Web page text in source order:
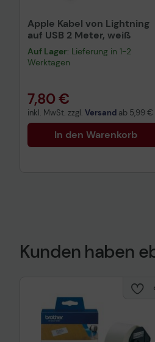
Apple Kabel von Lightning
auf USB 2 Meter, weiß
Auf Lager: Lieferung in 1-2
Werktagen
7,80 €
inkl. MwSt. zzgl. Versand ab 5,99 €
In den Warenkorb
Kunden haben